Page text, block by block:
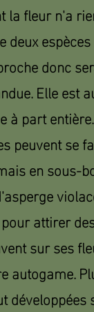
fleur n'a
donc
Elle est
à part entière.
peuvent se
en sous-
attirer
sur ses
autogame.